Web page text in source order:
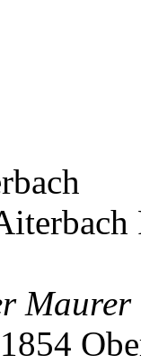
Maurer